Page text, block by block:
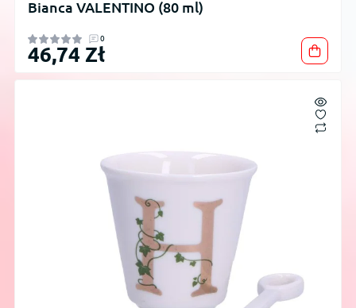
Bianca VALENTINO (80 ml)
0
46,74 Zł